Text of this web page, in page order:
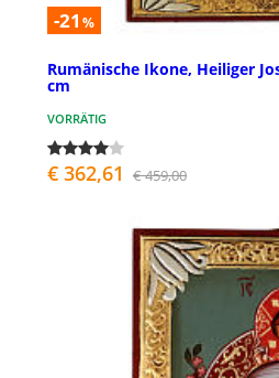
-21 %
Rumänische Ikone, Heiliger
cm
VORRÄTIG
€ 362,61 € 459,00